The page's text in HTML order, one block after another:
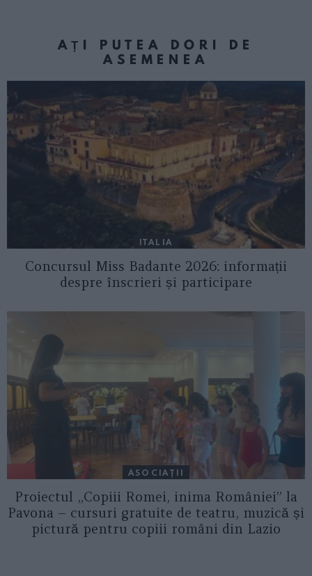
AȚI PUTEA DORI DE
ASEMENEA
ITALIA
Concursul Miss Badante 2026: informații
despre înscrieri și participare
ASOCIAŢII
Proiectul „Copiii Romei, inima României” la
Pavona – cursuri gratuite de teatru, muzică și
pictură pentru copiii români din Lazio